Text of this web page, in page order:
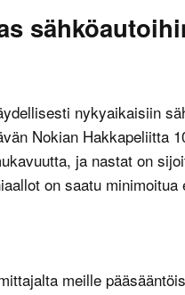
nykyaikaisiin
Nokian Hakkapeliitta
ja nastat on
on saatu minimoitua
meille